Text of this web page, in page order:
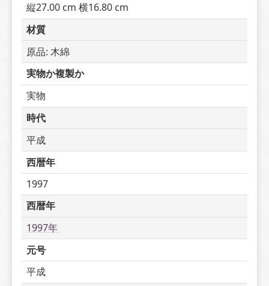
縦27.00 cm 横16.80 cm
材質
原品: 木綿
実物か複製か
実物
時代
平成
西暦年
1997
西暦年
1997年
元号
平成